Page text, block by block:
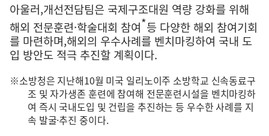
아울러,개선전담팀은 국제구조대원 역량 강화를 위해
해외 전문훈련·학술대회 참여*등 다양한 해외 참여기회
를 마련하며,해외의 우수사례를 벤치마킹하여 국내 도
입 방안도 적극 추진할 계획이다.
※소방청은 지난해10월 미국 일리노이주 소방학교 신속동료구
조 및 자가생존 훈련에 참여해 전문훈련시설을 벤치마킹하
여 즉시 국내도입 및 건립을 추진하는 등 우수한 사례를 지
속 발굴·추진 중이다.